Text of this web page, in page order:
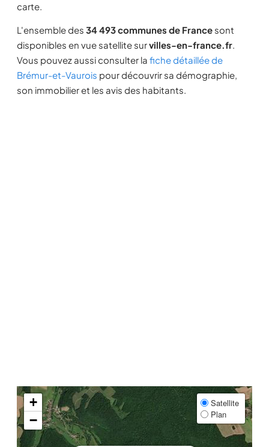
carte.
L'ensemble des 34 493 communes de France sont
disponibles en vue satellite survilles-en-france.fr.
Vous pouvez aussi consulter la fiche détaillée de
Brémur-et-Vaurois pour découvrir sa démographie,
son immobilier et les avis des habitants.
+
−
Satellite
Plan